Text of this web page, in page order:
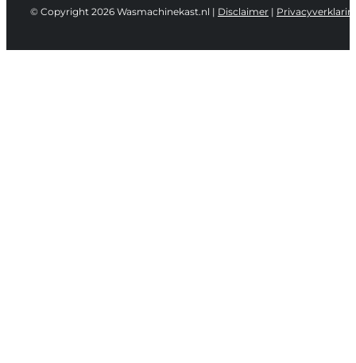
© Copyright 2026 Wasmachinekast.nl | Disclaimer |